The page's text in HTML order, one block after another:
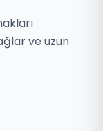
ve uzun